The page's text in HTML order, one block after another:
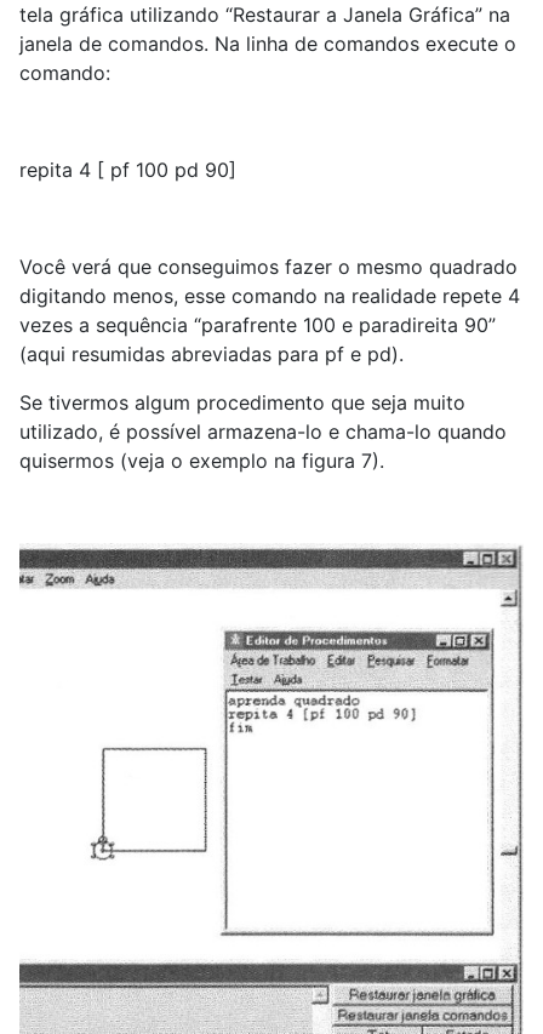
tela gráfica utilizando “Restaurar a Janela Gráfica” na
janela de comandos. Na linha de comandos execute o
comando:
repita 4 [ pf 100 pd 90]
Você verá que conseguimos fazer o mesmo quadrado
digitando menos, esse comando na realidade repete 4
vezes a sequência “parafrente 100 e paradireita 90”
(aqui resumidas abreviadas para pf e pd).
Se tivermos algum procedimento que seja muito
utilizado, é possível armazena-lo e chama-lo quando
quisermos (veja o exemplo na figura 7).